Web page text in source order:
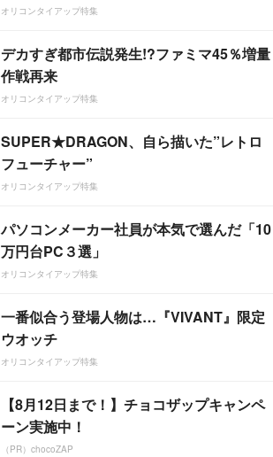
オリコンタイアップ特集
デカすぎ都市伝説発生!?ファミマ45％増量
作戦再来
オリコンタイアップ特集
SUPER★DRAGON、自ら描いた”レトロ
フューチャー”
オリコンタイアップ特集
パソコンメーカー社員が本気で選んだ「10
万円台PC３選」
オリコンタイアップ特集
一番似合う登場人物は…『VIVANT』限定
ウオッチ
オリコンタイアップ特集
【8月12日まで！】チョコザップキャンペ
ーン実施中！
（PR）chocoZAP